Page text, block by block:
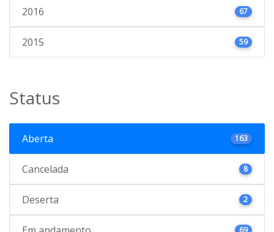
2016 67
2015 59
Status
Aberta 163
Cancelada 8
Deserta 2
69